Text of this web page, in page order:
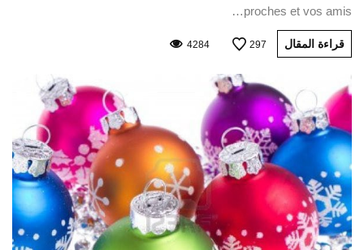
proches et vos amis…
قراءة المقال 297
4284